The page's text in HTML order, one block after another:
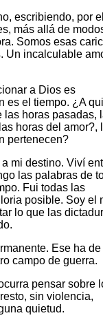
escribiendo, por
más allá de
Somos esas
Un incalculable
a Dios es
es el tiempo. ¿A
las horas pasadas,
horas del amor?,
pertenecen?
mi destino. Viví
las palabras de
Fui todas las
posible. Soy el
lo que las
Ese ha de
campo de guerra.
pensar sobre
sin violencia,
quietud.